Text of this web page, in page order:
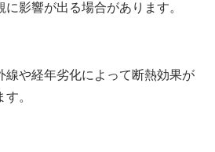
に影響が出る場合があります。
線や経年劣化によって断熱効果が
。